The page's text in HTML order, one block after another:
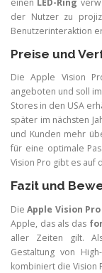
einen LED-Ring
der Nutzer zu
Benutzerinteraktion
Preise und
Die Apple Vision
angeboten und soll
Stores in den USA
später im nächsten
und Kunden mehr
für eine optimale
Vision Pro gibt es auf
Fazit und
DieApple Vision Pro
Apple, das als das
aller Zeiten gilt.
Gestaltung von
kombiniert die Vision